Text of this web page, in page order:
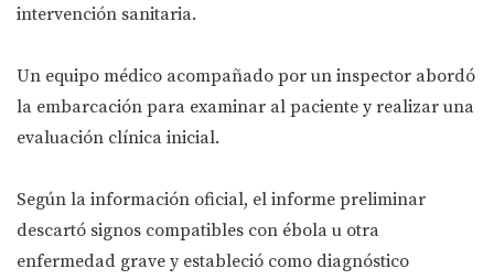
intervención sanitaria.
Un equipo médico acompañado por un inspector abordó
la embarcación para examinar al paciente y realizar una
evaluación clínica inicial.
Según la información oficial, el informe preliminar
descartó signos compatibles con ébola u otra
enfermedad grave y estableció como diagnóstico